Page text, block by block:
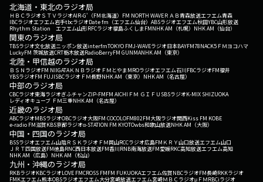
北海道・東北のラジオ局
ＨＢＣラジオＳＴＶラジオAIR-G'（FM北海道） FM NORTH WAVEＲＡＢ青森放送エフエム青森
IBCラジオエフエム岩手tbcラジオDate fm（エフエム仙台） ABSラジオエフエム秋田YBC山形放送
Rhythm Station エフエム山形RFCラジオ福島ふくしまFMNHK AM（札幌） NHK AM（仙台）
関東のラジオ局
TBSラジオ文化放送ニッポン放送interfmTOKYO FMJ-WAVEラジオ日本BAYFM78NACK5 ＦＭヨコハマ
LuckyFM 茨城放送CRT栃木放送RadioBerryFM GUNMANHK AM（東京）
北陸・甲信越のラジオ局
ＢＳＮラジオFM NIIGATAＫＮＢラジオ ＦＭとやまMROラジオエフエム石川FBCラジオFM福井
YBSラジオFM FUJISBCラジオ ＦＭ長野NHK AM（東京） NHK AM（名古屋）
中部のラジオ局
CBCラジオ東海ラジオぎふチャンZIP-FMFM AICHI ＦＭ ＧＩＦＵ SBSラジオK-MIX SHIZUOKA
レディオキューブ ＦＭ三重NHK AM（名古屋）
近畿のラジオ局
ABCラジオMBSラジオOBCラジオ大阪FM COCOLOFM802FM大阪ラジオ関西Kiss FM KOBE
e-radio FM滋賀KBS京都ラジオα-STATION FM KYOTOwbs和歌山放送NHK AM（大阪）
中国・四国のラジオ局
BSSラジオエフエム山陰ＲＳＫラジオ ＦＭ岡山RCCラジオ広島FM ＫＲＹ山口放送エフエム山口
ＪＲＴ四国放送FM徳島RNC西日本放送FM香川RNB南海放送FM愛媛RKC高知放送エフエム高知
NHK AM（広島） NHK AM（松山）
九州・沖縄のラジオ局
RKBラジオKBCラジオLOVE FMCROSS FMFM FUKUOKAエフエム佐賀NBCラジオFM長崎RKKラジオ
FMKエフエム熊本OBSラジオエフエム大分宮崎放送エフエム宮崎ＭＢＣラジオμＦＭRBCiラジオ